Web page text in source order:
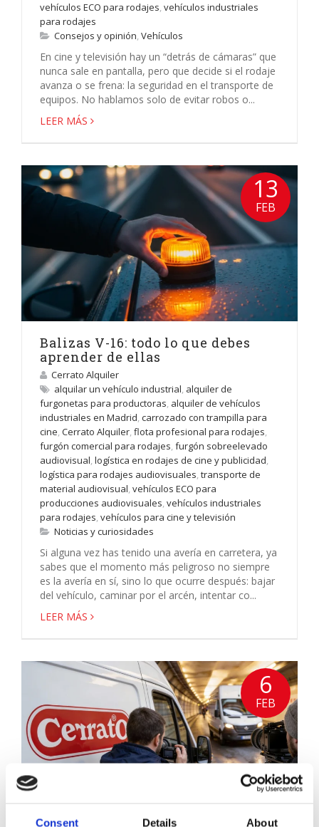
Consent Details About
vehículos ECO para rodajes, vehículos industriales
para rodajes
Consejos y opinión, Vehículos
En cine y televisión hay un “detrás de cámaras” que
nunca sale en pantalla, pero que decide si el rodaje
avanza o se frena: la seguridad en el transporte de
equipos. No hablamos solo de evitar robos o...
LEER MÁS
13
FEB
Balizas V-16: todo lo que debes
aprender de ellas
Cerrato Alquiler
alquilar un vehículo industrial alquiler de
furgonetas para productoras alquiler de vehículos
industriales en Madrid carrozado con trampilla para
cine Cerrato Alquiler flota profesional para rodajes
furgón comercial para rodajes furgón sobreelevado
audiovisual logística en rodajes de cine y publicidad
logística para rodajes audiovisuales transporte de
material audiovisual vehículos ECO para
producciones audiovisuales vehículos industriales
para rodajes vehículos para cine y televisión
Noticias y curiosidades
Si alguna vez has tenido una avería en carretera, ya
sabes que el momento más peligroso no siempre
es la avería en sí, sino lo que ocurre después: bajar
del vehículo, caminar por el arcén, intentar co...
LEER MÁS
6
FEB